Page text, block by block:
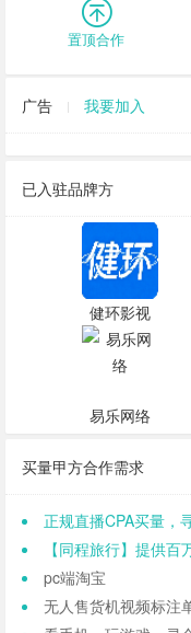
置顶合作
广告 我要加入
已入驻品牌方
健环影视
易乐网络
买量甲方合作需求
正规直播CPA买量，
【同程旅行】提供
pc端淘宝
无人售货机视频标注